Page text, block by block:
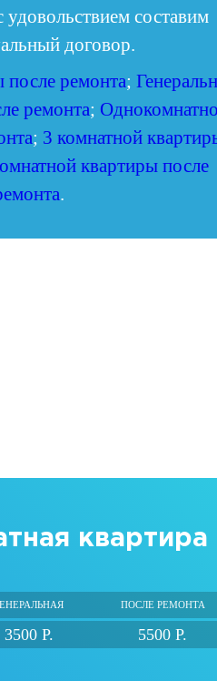
удовольствием составим
договор.
после ремонта;
ремонта;
; 3 комнатной
квартиры после
.
квартира
3500 Р.
ПОСЛЕ РЕМОНТА
5500 Р.